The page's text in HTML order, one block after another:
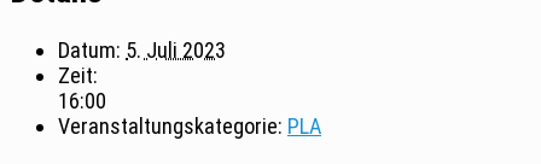
Datum: 5. Juli 2023
Zeit:
16:00
Veranstaltungskategorie: PLA